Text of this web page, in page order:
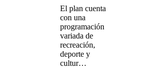
El plan cuenta
con una
programación
variada de
recreación,
deporte y
cultur…